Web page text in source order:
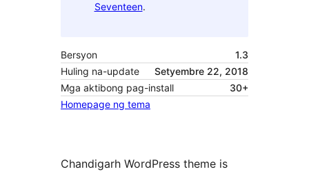
Seventeen.
Bersyon
1.3
Huling na-update
Setyembre 22, 2018
Mga aktibong pag-install
30+
Homepage ng tema
Chandigarh WordPress theme is